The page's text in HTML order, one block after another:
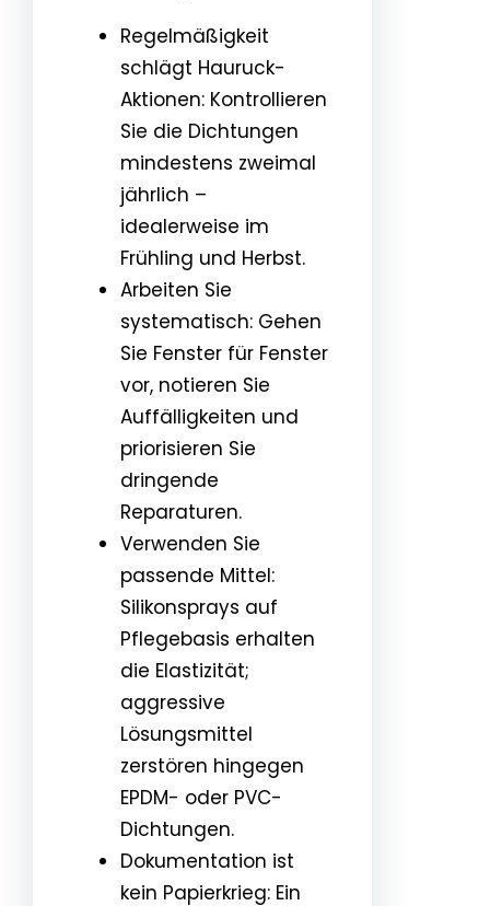
Regelmäßigkeit
schlägt Hauruck-
Aktionen: Kontrollieren
Sie die Dichtungen
mindestens zweimal
jährlich –
idealerweise im
Frühling und Herbst.
Arbeiten Sie
systematisch: Gehen
Sie Fenster für Fenster
vor, notieren Sie
Auffälligkeiten und
priorisieren Sie
dringende
Reparaturen.
Verwenden Sie
passende Mittel:
Silikonsprays auf
Pflegebasis erhalten
die Elastizität;
aggressive
Lösungsmittel
zerstören hingegen
EPDM- oder PVC-
Dichtungen.
Dokumentation ist
kein Papierkrieg: Ein